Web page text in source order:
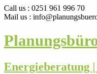
Call us : 0251 961 996 70
Mail us :
Energieberatung